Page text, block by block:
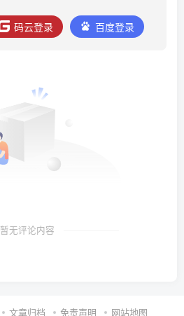
码云登录 百度登录
暂无评论内容
文章归档 免责声明 网站地图